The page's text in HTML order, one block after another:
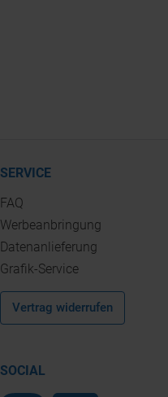
SERVICE
FAQ
Werbeanbringung
Datenanlieferung
Grafik-Service
Vertrag widerrufen
SOCIAL